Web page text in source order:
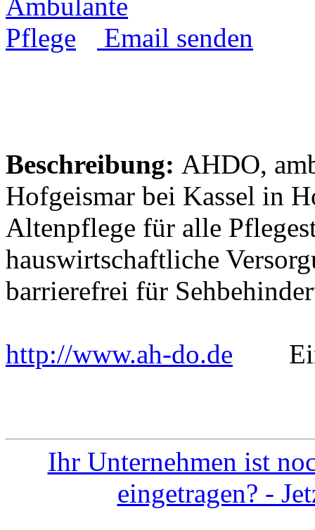
Email senden
Beschreibung: AHDO,
Hofgeismar bei Kassel in
Altenpflege für alle
hauswirtschaftliche
barrierefrei für
http://www.ah-do.de
Ihr Unternehmen ist
eingetragen? -